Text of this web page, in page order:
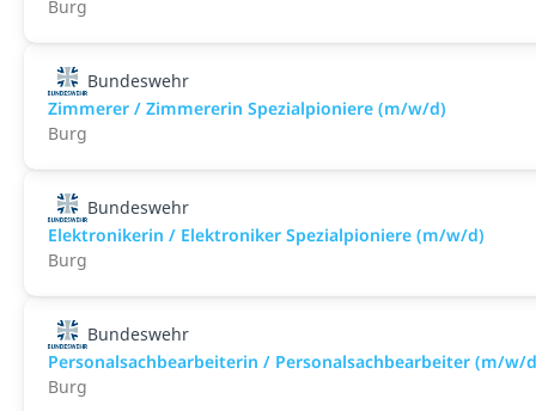
Burg
Bundeswehr
Zimmerer / Zimmererin Spezialpioniere (m/w/d)
Burg
Bundeswehr
Elektronikerin / Elektroniker Spezialpioniere (m/w/d)
Burg
Bundeswehr
Personalsachbearbeiterin / Personalsachbearbeiter (m/w/
Burg